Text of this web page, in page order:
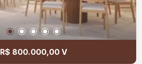
R$ 800.000,00 V